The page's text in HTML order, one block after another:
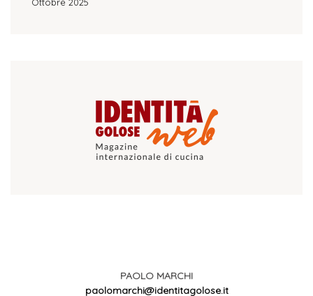
Ottobre 2025
PAOLO MARCHI
paolomarchi@identitagolose.it